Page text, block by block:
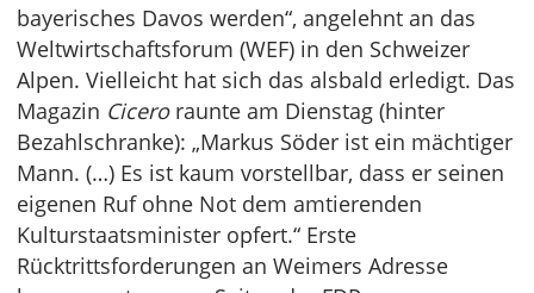
bayerisches Davos werden“, angelehnt an das
Weltwirtschaftsforum (WEF) in den Schweizer
Alpen. Vielleicht hat sich das alsbald erledigt. Das
Magazin Ciceroraunte am Dienstag (hinter
Bezahlschranke): „Markus Söder ist ein mächtiger
Mann. (…) Es ist kaum vorstellbar, dass er seinen
eigenen Ruf ohne Not dem amtierenden
Kulturstaatsminister opfert.“ Erste
Rücktrittsforderungen an Weimers Adresse